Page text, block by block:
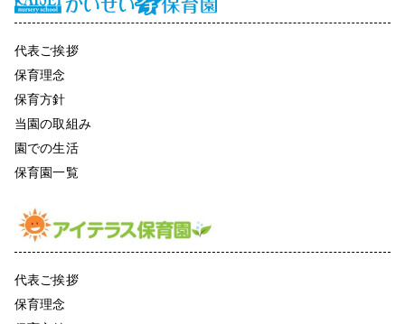
代表ご挨拶
保育理念
保育方針
当園の取組み
園での生活
保育園一覧
代表ご挨拶
保育理念